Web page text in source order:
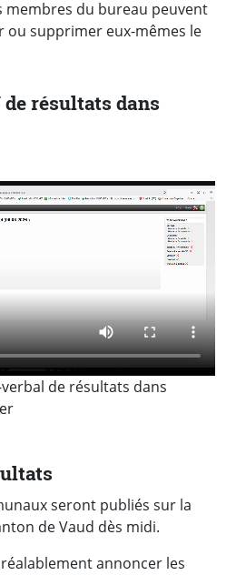
membres du bureau peuvent
ou supprimer eux-mêmes le
résultats dans
de résultats dans
seront publiés sur la
de Vaud dès midi.
annoncer les